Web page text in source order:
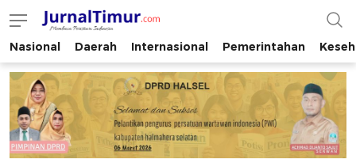
JurnalTimur.com
Membaca Peristiwa Indonesia
Nasional Daerah Internasional Pemerintahan